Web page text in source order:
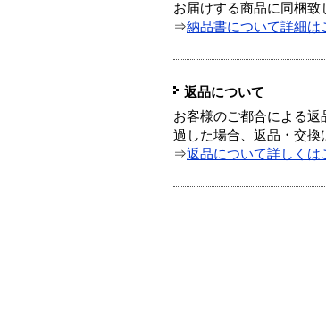
お届けする商品に同梱致
⇒納品書について詳細は
返品について
お客様のご都合による
過した場合、返品・交換
⇒返品について詳しくは